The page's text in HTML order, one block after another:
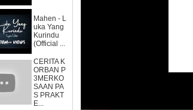
Mahen - L
uka Yang
Kurindu
(Official ...
CERITA K
ORBAN P
3MERKO
SAAN PA
S PRAKT
E...